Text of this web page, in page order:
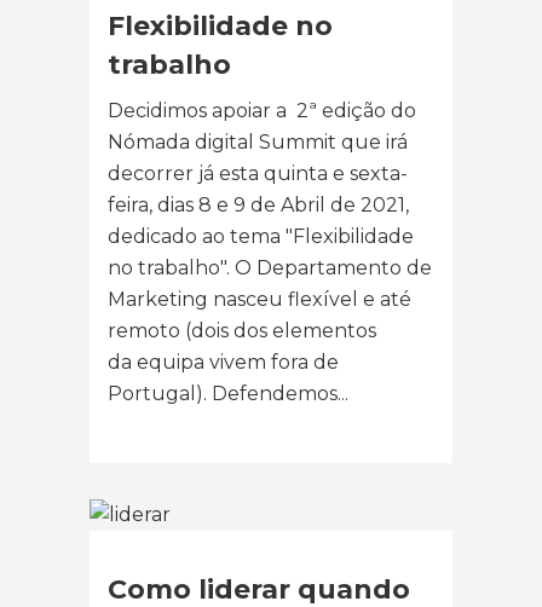
Flexibilidade no
trabalho
Decidimos apoiar a 2ª edição do
Nómada digital Summit que irá
decorrer já esta quinta e sexta-
feira, dias 8 e 9 de Abril de 2021,
dedicado ao tema "Flexibilidade
no trabalho". O Departamento de
Marketing nasceu flexível e até
remoto (dois dos elementos
da equipa vivem fora de
Portugal). Defendemos...
Como liderar quando